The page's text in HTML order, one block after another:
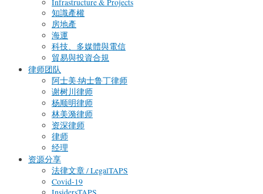
Infrastructure & Projects
知識產權
房地產
海運
科技、多媒體與電信
貿易與投資合規
律师团队
阿士美·纳士鲁丁律师
谢树川律师
杨顺明律师
林美漪律师
资深律师
律师
经理
资源分享
法律文章 / LegalTAPS
Covid-19